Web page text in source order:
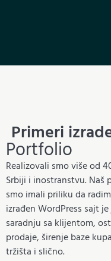
Primeri
Portfolio
Realizovali smo više od
Srbiji i inostranstvu. Naš
smo imali priliku da
izrađen WordPress sajt
saradnju sa klijentom,
prodaje, širenje baze
tržišta i slično.